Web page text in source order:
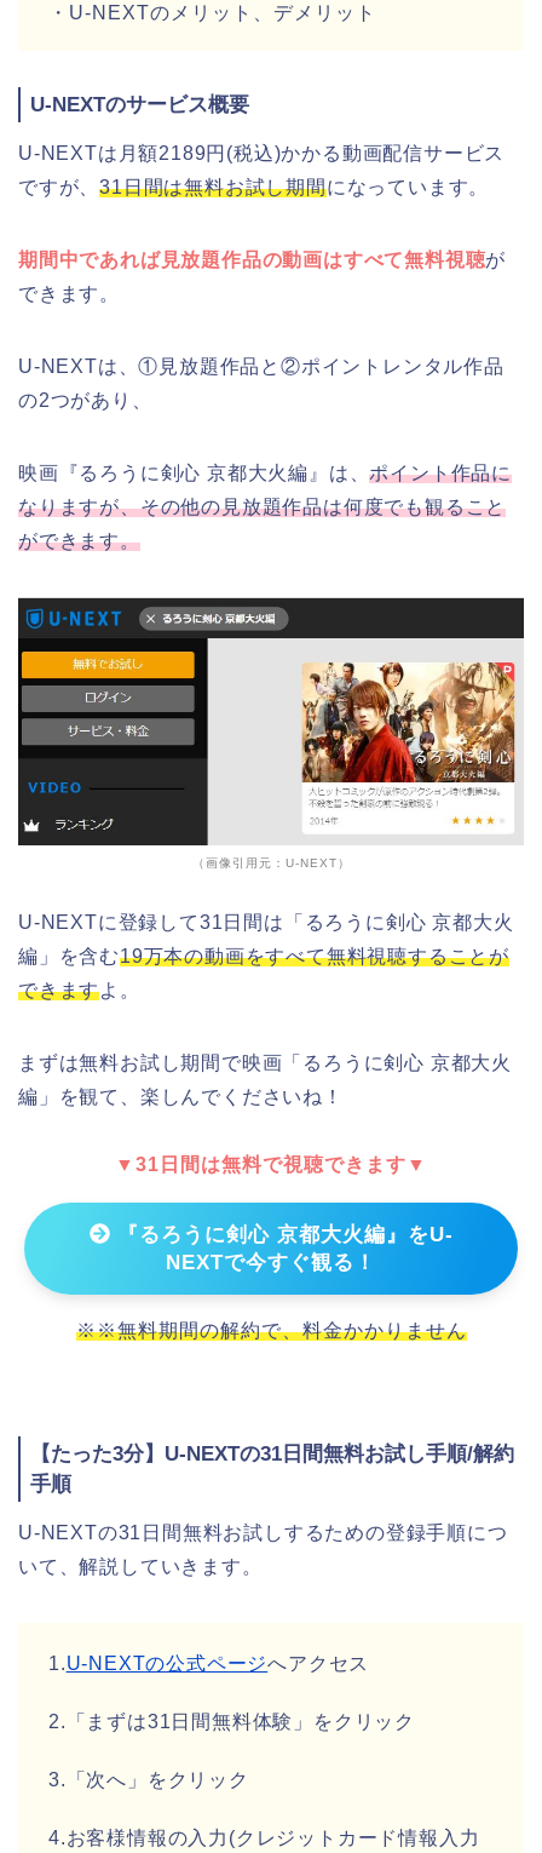
・U-NEXTのメリット、デメリット
U-NEXTのサービス概要
U-NEXTは月額2189円(税込)かかる動画配信サービス
ですが、31日間は無料お試し期間になっています。
期間中であれば見放題作品の動画はすべて無料視聴が
できます。
U-NEXTは、①見放題作品と②ポイントレンタル作品
の2つがあり、
映画『るろうに剣心 京都大火編』は、ポイント作品に
なりますが、その他の見放題作品は何度でも観ること
ができます。
（画像引用元：U-NEXT）
U-NEXTに登録して31日間は「るろうに剣心 京都大火
編」を含む19万本の動画をすべて無料視聴することが
できますよ。
まずは無料お試し期間で映画「るろうに剣心 京都大火
編」を観て、楽しんでくださいね！
▼31日間は無料で視聴できます▼
『るろうに剣心 京都大火編』をU-
NEXTで今すぐ観る！
※※無料期間の解約で、料金かかりません
【たった3分】U-NEXTの31日間無料お試し手順/解約
手順
U-NEXTの31日間無料お試しするための登録手順につ
いて、解説していきます。
1.U-NEXTの公式ページへアクセス
2.「まずは31日間無料体験」をクリック
3.「次へ」をクリック
4.お客様情報の入力(クレジットカード情報入力